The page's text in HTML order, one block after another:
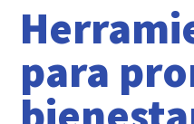
para